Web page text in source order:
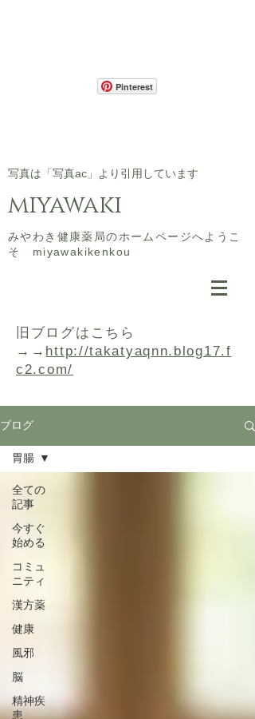
Pinterest
​写真は「写真ac」より引用しています
miyawaki
​みやわき健康薬局のホームページへようこ
そ miyawakikenkou
​旧ブログはこちら
→→ http://takatyaqnn.blog17.f
c2.com/
ブログ
全ての
記事
今すぐ
始める
コミュ
ニティ
漢方薬
健康
風邪
脳
精神疾
患
胃腸